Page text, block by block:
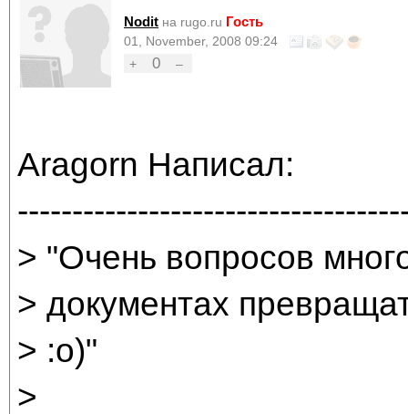
Nodit на rugo.ru Гость
01, November, 2008 09:24
+
0 –
Aragorn Написал:
> "Очень вопросов
> документах
> :о)"
>